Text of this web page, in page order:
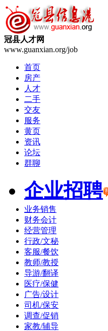
冠县人才网
www.guanxian.org/job
首页
房产
人才
二手
交友
服务
黄页
资讯
论坛
群聊
企业招聘
业务销售
财务会计
经营管理
行政/文秘
客服/餐饮
教师/教授
导游/翻译
医疗/保健
广告/设计
司机/保安
调查/促销
家教/辅导